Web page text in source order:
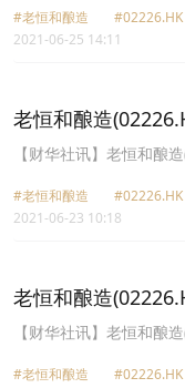
行情况下尽早刊发公布
展。应该公司要求，该
#老恒和酿造 #02226.HK
2021-06-25 14:11
老恒和酿造
牌
【财华社讯】老恒和酿
市规则规定的所有尚未
证明该公司已遵守规则
#老恒和酿造 #02226.HK
2021-06-23 10:18
老恒和酿造
【财华社讯】老恒和酿
任核数师，自2021年5月
#老恒和酿造 #02226.HK